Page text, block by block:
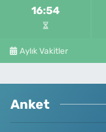
16:54
Aylık Vakitler
Anket